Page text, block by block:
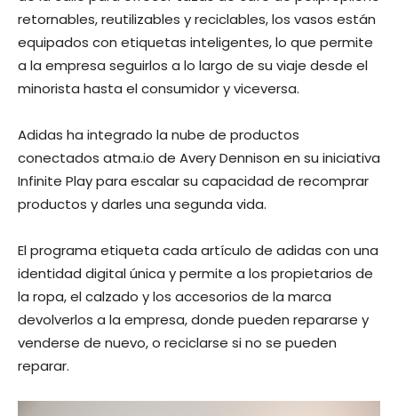
retornables, reutilizables y reciclables, los vasos están
equipados con etiquetas inteligentes, lo que permite
a la empresa seguirlos a lo largo de su viaje desde el
minorista hasta el consumidor y viceversa.
Adidas ha integrado la nube de productos
conectados atma.io de Avery Dennison en su iniciativa
Infinite Play para escalar su capacidad de recomprar
productos y darles una segunda vida.
El programa etiqueta cada artículo de adidas con una
identidad digital única y permite a los propietarios de
la ropa, el calzado y los accesorios de la marca
devolverlos a la empresa, donde pueden repararse y
venderse de nuevo, o reciclarse si no se pueden
reparar.